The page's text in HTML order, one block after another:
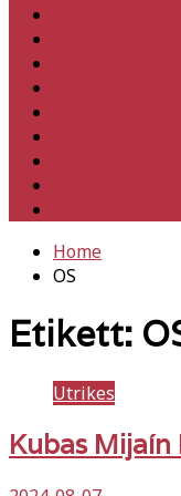
Home
OS
Etikett:
Utrikes
Kubas